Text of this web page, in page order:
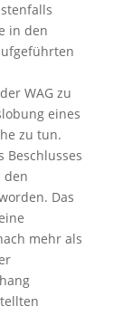
in den
WAG zu
eines
zu tun.
Beschlusses
den
Das
mehr als